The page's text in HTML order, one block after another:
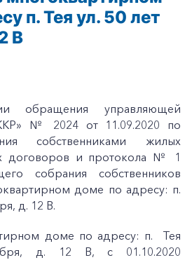
п. Тея ул. 50 лет
В
обращения управляющей
№ 2024 от 11.09.2020 по
собственниками жилых
договоров и протокола № 1
собрания собственников
доме по адресу: п.
д. 12 В.
доме по адресу: п. Тея
д. 12 В, с 01.10.2020